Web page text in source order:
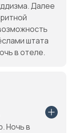
Далее
штата
в отеле.
Ночь в